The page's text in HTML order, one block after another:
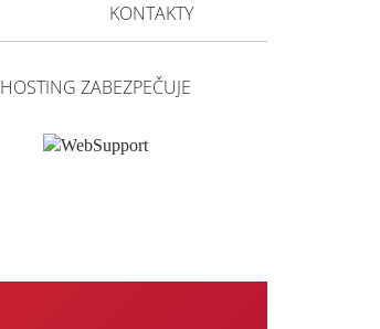
KONTAKTY
HOSTING ZABEZPEČUJE